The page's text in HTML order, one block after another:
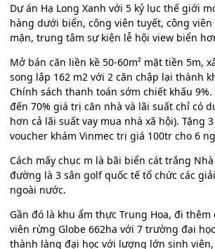
Dự án Hạ Long Xanh với 5 kỷ lục thế giới
hàng dưới biển, công viên tuyết, công
mặn, trung tâm sự kiện lễ hội view biển
Mở bán căn liền kề 50-60m² mặt tiền 5m,
song lập 162 m2 với 2 căn chập lại thành
Chính sách thanh toán sớm chiết khấu 9%.
đến 70% giá trị căn nhà và lãi suất chỉ có
hơn cả lãi suất vay mua nhà xã hội). Tặng
voucher khám Vinmec trị giá 100tr cho 6
Cách mấy chục m là bãi biển cát trắng
đường là 3 sân golf quốc tế tổ chức các
ngoài nước.
Gần đó là khu ẩm thực Trung Hoa, đi
viên rừng Globe 662ha với 7 trường đại
thành làng đại học với lượng lớn sinh